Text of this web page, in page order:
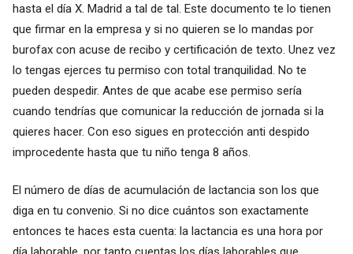
hasta el día X. Madrid a tal de tal. Este documento te lo tienen
que firmar en la empresa y si no quieren se lo mandas por
burofax con acuse de recibo y certificación de texto. Unez vez
lo tengas ejerces tu permiso con total tranquilidad. No te
pueden despedir. Antes de que acabe ese permiso sería
cuando tendrías que comunicar la reducción de jornada si la
quieres hacer. Con eso sigues en protección anti despido
improcedente hasta que tu niño tenga 8 años.
El número de días de acumulación de lactancia son los que
diga en tu convenio. Si no dice cuántos son exactamente
entonces te haces esta cuenta: la lactancia es una hora por